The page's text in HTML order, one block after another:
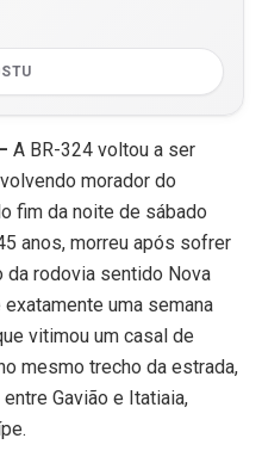
A BR-324 voltou a ser
morador do
fim da noite de sábado
anos, morreu após sofrer
da rodovia sentido Nova
uma semana
vitimou um casal de
mesmo trecho da estrada,
Gavião e Itatiaia,